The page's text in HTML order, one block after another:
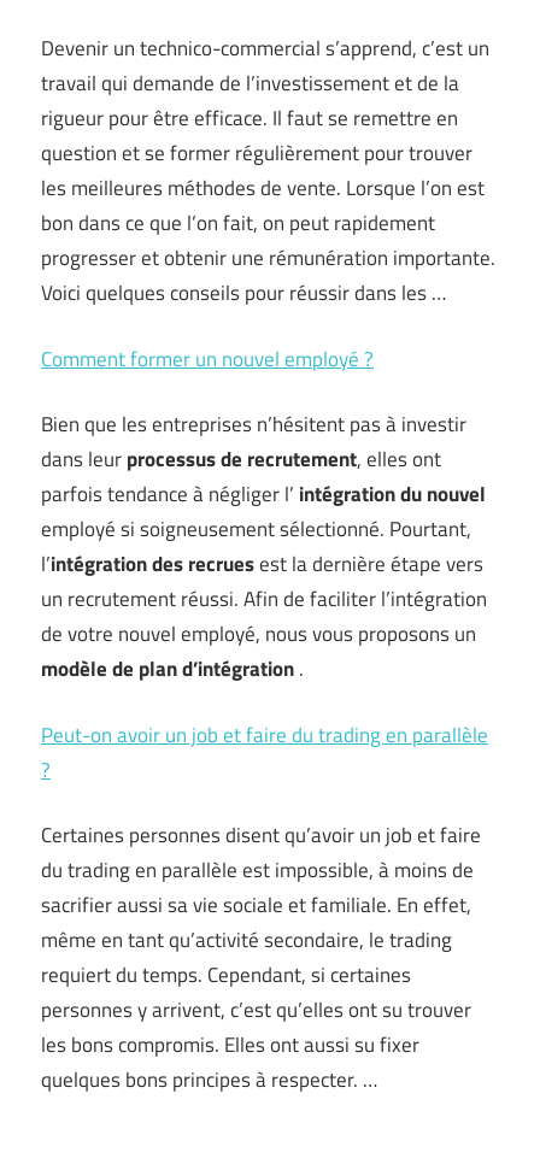
Devenir un technico-commercial s’apprend, c’est un
travail qui demande de l’investissement et de la
rigueur pour être efficace. Il faut se remettre en
question et se former régulièrement pour trouver
les meilleures méthodes de vente. Lorsque l’on est
bon dans ce que l’on fait, on peut rapidement
progresser et obtenir une rémunération importante.
Voici quelques conseils pour réussir dans les …
Comment former un nouvel employé ?
Bien que les entreprises n’hésitent pas à investir
dans leurprocessus de recrutement, elles ont
parfois tendance à négliger l’ intégrationdu nouvel
employé si soigneusement sélectionné. Pourtant,
l’intégrationdes recruesest la dernière étape vers
un recrutement réussi. Afin de faciliter l’intégration
de votre nouvel employé, nous vous proposons un
modèle de plan d’intégration.
Peut-on avoir un job et faire du trading en parallèle
?
Certaines personnes disent qu’avoir un job et faire
du trading en parallèle est impossible, à moins de
sacrifier aussi sa vie sociale et familiale. En effet,
même en tant qu’activité secondaire, le trading
requiert du temps. Cependant, si certaines
personnes y arrivent, c’est qu’elles ont su trouver
les bons compromis. Elles ont aussi su fixer
quelques bons principes à respecter. …